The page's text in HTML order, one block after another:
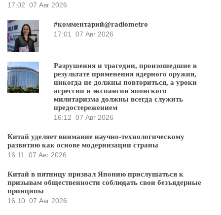
17:02 07 Авг 2026
#комментарий@radiometro
17:01 07 Авг 2026
Разрушения и трагедии, произошедшие в
результате применения ядерного оружия,
никогда не должны повториться, а уроки
агрессии и экспансии японского
милитаризма должны всегда служить
предостережением
16:12 07 Авг 2026
Китай уделяет внимание научно-технологическому
развитию как основе модернизации страны
16:11 07 Авг 2026
Китай в пятницу призвал Японию прислушаться к
призывам общественности соблюдать свои безъядерные
принципы
16:10 07 Авг 2026